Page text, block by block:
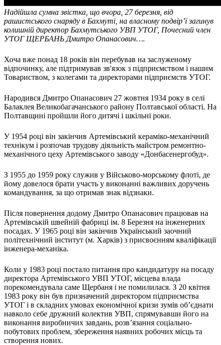
Дошкільна освіта
Загальна освіта
Для абітурієнтів
Уроки
Українська жестова мова
Правознавство
Я досліджую світ
Реєстр перекладачів жестової мови Українського
товариства глухих
Підготовка перекладачів
"Сервіс УТОГ"
Безбар'єрність для глухих
Вінницька область
Дніпропетровська область
Донецька область
Житомирська область
Запорізька область
Івано-Франківська область
Київ
Київська область
Львівська область
Миколаївська область
Одеська область
Полтавська область
Рівненська область
Сумська область
Надійшла сумна звістка, що вчора, 27 березня, від
рашистського снаряду в Бахмуті, на власному подвір’ї загинув
колишній директор Бахмутського УВП УТОГ, Почесний член
УТОГ ЩЕРБАНЬ Дмитро Опанасович….
Хоча вже понад 18 років він перебував на заслуженому
відпочинку, але підтримував зв'язок з підприємством і нашим
Товариством, з колегами та директорами підприємств УТОГ.
Народився Дмитро Опанасович 27 жовтня 1934 року в селі
Балаклея Великобагачанського району Полтавської області. На
Полтавщині пройшли його дитячі і шкільні роки.
У 1954 році він закінчив Артемівський кераміко-механічний
технікум і розпочав трудову діяльність майстром ремонтно-
механічного цеху Артемівського заводу «Донбасенергобуд».
З 1955 до 1959 року служив у Військово-морському флоті, де
йому довелося брати участь у виконанні важливих доручень
командування, за що отримав знак відзнаки.
Після повернення додому Дмитро Опанасович працював на
Артемівській швейній фабриці ім. 8 Березня на інженерних
посадах. У 1965 році він закінчив Український заочний
політехнічний інститут (м. Харків) з присвоєнням кваліфікації
інженера-механіка.
Коли у 1983 році постало питання про кандидатуру на посаду
директора Артемівського УВП УТОГ, місцева влада
порекомендувала саме Щербаня і не помилилася. З 20 квітня
1983 року він був призначений директором підприємства
УТОГ і в складних умовах економічної кризи зумів об’єднати
навколо себе дружний колектив УВП, спрямувавши його на
виконання виробничих завдань, розв’язання соціально-
побутових проблем, збереження наявних робочих місць та
створення нових.